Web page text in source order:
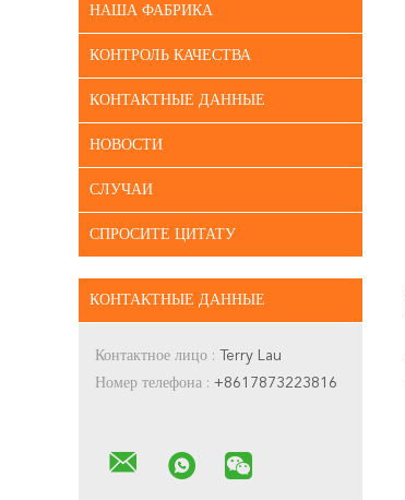
НАША ФАБРИКА
КОНТРОЛЬ КАЧЕСТВА
КОНТАКТНЫЕ ДАННЫЕ
НОВОСТИ
СЛУЧАИ
СПРОСИТЕ ЦИТАТУ
КОНТАКТНЫЕ ДАННЫЕ
Контактное лицо : Terry Lau
Номер телефона : +8617873223816